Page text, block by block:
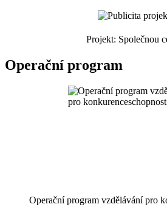
Projekt: Společnou
Operační program
Operační program vzdělávání pro